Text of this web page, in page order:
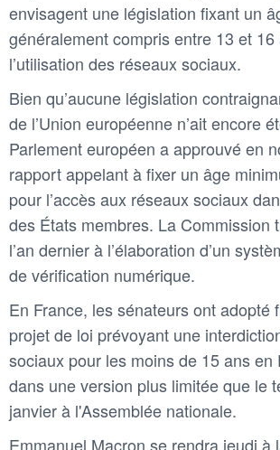
envisagent une législation fixant un
généralement compris entre 13 et
l’utilisation des réseaux sociaux.
Bien qu’aucune législation
de l’Union européenne n’ait encore
Parlement européen a approuvé en
rapport appelant à fixer un âge
pour l’accès aux réseaux sociaux
des États membres. La Commission
l’an dernier à l’élaboration d’un
de vérification numérique.
En France, les sénateurs ont adopté
projet de loi prévoyant une
sociaux pour les moins de 15 ans en
dans une version plus limitée que le
janvier à l'Assemblée nationale.
Emmanuel Macron se rendra jeudi à